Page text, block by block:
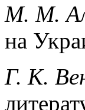
М. М.
на
Г. К.